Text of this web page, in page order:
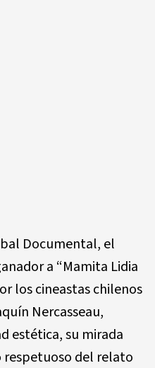
Documental, el
a “Mamita Lidia
los cineastas chilenos
Nercasseau,
estética, su mirada
del relato